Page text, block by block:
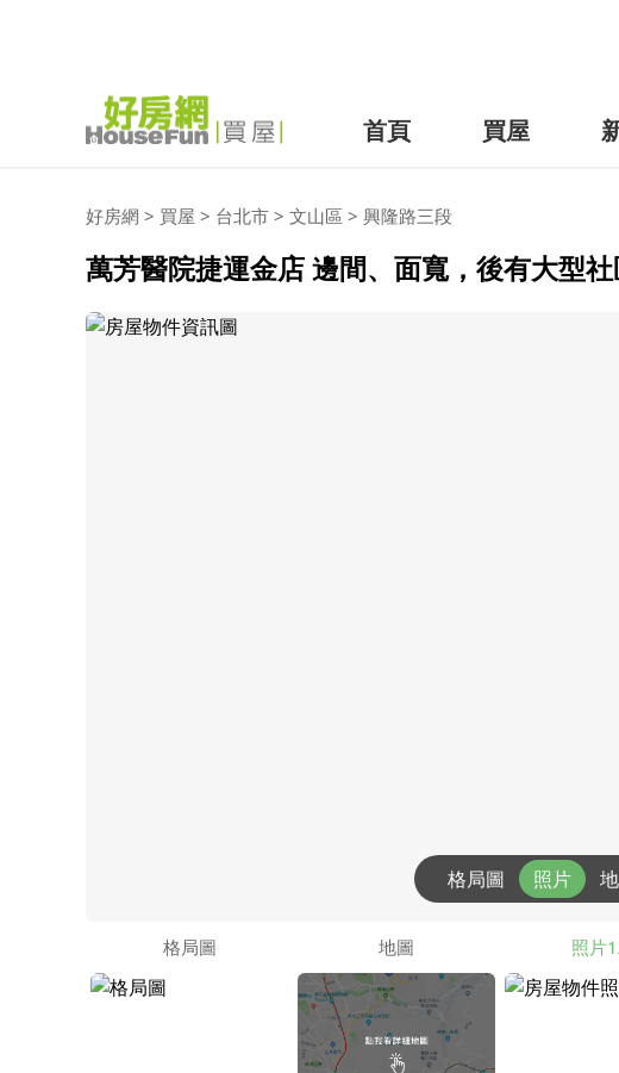
首頁 買屋
好房網 > 買屋 > 台北市 > 文山區 > 興隆路三段
萬芳醫院捷運金店 邊間、面寬，後有大型
格局圖 照片
格局圖 地圖 照片